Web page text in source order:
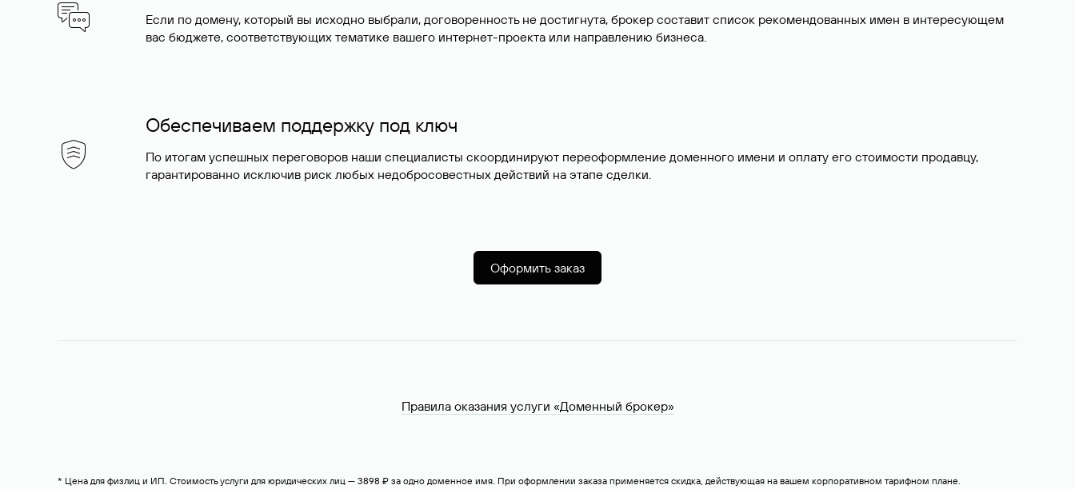
Если по домену, который вы исходно выбрали, договоренность не достигнута, брокер составит список рекомендованных имен в интересующем
вас бюджете, соответствующих тематике вашего интернет-проекта или направлению бизнеса.
Обеспечиваем поддержку под ключ
По итогам успешных переговоров наши специалисты скоординируют переоформление доменного имени и оплату его стоимости продавцу,
гарантированно исключив риск любых недобросовестных действий на этапе сделки.
Оформить заказ
Правила оказания услуги «Доменный брокер»
* Цена для физлиц и ИП. Стоимость услуги для юридических лиц — 3898 ₽ за одно доменное имя. При оформлении заказа применяется скидка, действующая на вашем корпоративном тарифном плане.